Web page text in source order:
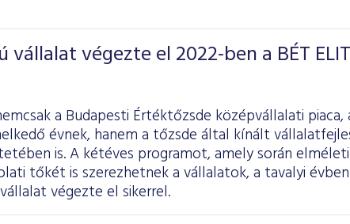
vállalat végezte el 2022-ben a BÉT
a Budapesti Értéktőzsde középvállalati
évnek, hanem a tőzsde által kínált
is. A kétéves programot, amely során
tőkét is szerezhetnek a vállalatok, a tavalyi
végezte el sikerrel.